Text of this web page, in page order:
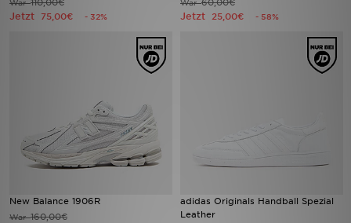
War110,00€
Jetzt 75,00€ - 32%
War60,00€
Jetzt 25,00€ - 58%
New Balance 1906R
War160,00€
adidas Originals Handball Spezial
Leather